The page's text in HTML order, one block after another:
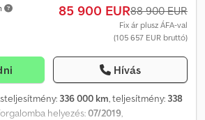
85 900 EUR88 900 EUR
Fix ár plusz ÁFA-val
(105 657 EUR bruttó)
Hívás
336 000 km, teljesítmény: 338
helyezés:07/2019,